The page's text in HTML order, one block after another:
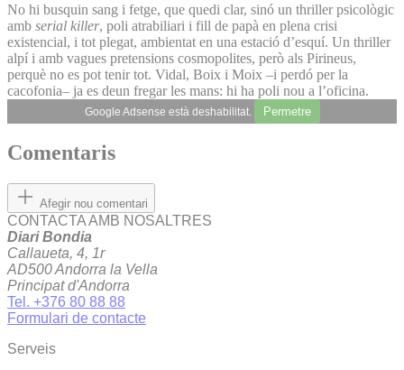
No hi busquin sang i fetge, que quedi clar, sinó un thriller psicològic
amb serial killer, poli atrabiliari i fill de papà en plena crisi
existencial, i tot plegat, ambientat en una estació d’esquí. Un thriller
alpí i amb vagues pretensions cosmopolites, però als Pirineus,
perquè no es pot tenir tot. Vidal, Boix i Moix –i perdó per la
cacofonia– ja es deun fregar les mans: hi ha poli nou a l’oficina.
Google Adsense està deshabilitat. Permetre
Comentaris
Afegir nou comentari
CONTACTA AMB NOSALTRES
Diari Bondia
Callaueta, 4, 1r
AD500 Andorra la Vella
Principat d'Andorra
Tel. +376 80 88 88
Formulari de contacte
Serveis